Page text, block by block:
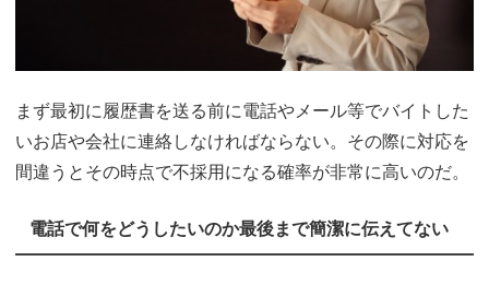
まず最初に履歴書を送る前に電話やメール等でバイトした
いお店や会社に連絡しなければならない。その際に対応を
間違うとその時点で不採用になる確率が非常に高いのだ。
電話で何をどうしたいのか最後まで簡潔に伝えてない